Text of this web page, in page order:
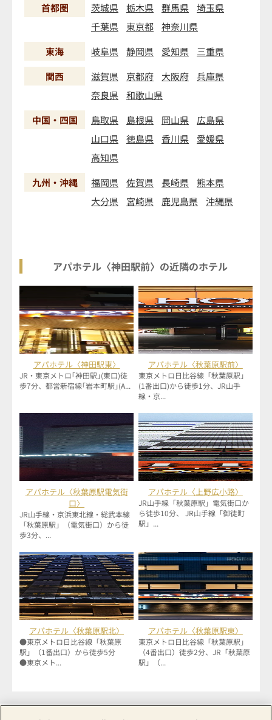
首都圏
茨城県 栃木県 群馬県
埼玉県
千葉県
東京都
神奈川県
東海
岐阜県 静岡県 愛知県
三重県
関西
滋賀県 京都府 大阪府
兵庫県
奈良県
和歌山県
中国・四国
鳥取県 島根県 岡山県
広島県
山口県
徳島県 香川県
愛媛県
高知県
九州・沖縄
福岡県 佐賀県 長崎県
熊本県
大分県
宮崎県 鹿児島県 沖縄県
アパホテル〈神田駅前〉の近隣のホテル
アパホテル〈神田駅東〉
JR・東京メトロ｢神田駅｣(東口)徒
歩7分、都営新宿線｢岩本町駅｣(A...
アパホテル〈秋葉原駅前〉
東京メトロ日比谷線「秋葉原駅」
(1番出口)から徒歩1分、JR山手
線・京...
アパホテル〈秋葉原駅電気街
口〉
JR山手線・京浜東北線・総武本線
「秋葉原駅」（電気街口）から徒
歩3分、...
アパホテル〈上野広小路〉
JR山手線「秋葉原駅」電気街口か
ら徒歩10分、 JR山手線「御徒町
駅」...
アパホテル〈秋葉原駅北〉
●東京メトロ日比谷線「秋葉原
駅」（1番出口）から徒歩5分
●東京メト...
アパホテル〈秋葉原駅東〉
東京メトロ日比谷線「秋葉原駅」
（4番出口）徒歩2分、JR「秋葉原
駅」（...